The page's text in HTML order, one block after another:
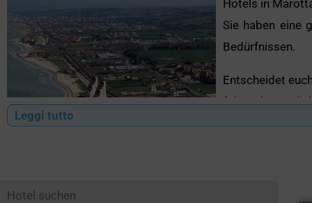
Hotels in
Sie haben eine
Bedürfnissen.
Entscheidet
folgende
überall wird
Leggi tutto
Hotel suchen